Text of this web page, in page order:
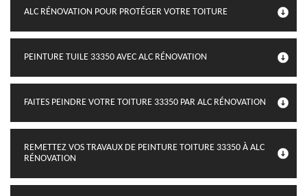
ALC RÉNOVATION POUR PROTÉGER VOTRE TOITURE
PEINTURE TUILE 33350 AVEC ALC RÉNOVATION
FAITES PEINDRE VOTRE TOITURE 33350 PAR ALC RÉNOVATION
REMETTEZ VOS TRAVAUX DE PEINTURE TOITURE 33350 À ALC
RÉNOVATION